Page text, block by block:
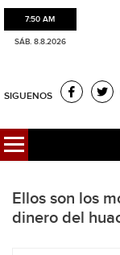
7:50 AM
SÁB. 8.8.2026
SIGUENOS
Ellos son los
dinero del